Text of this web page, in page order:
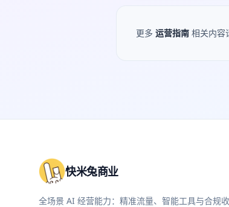
更多 运营指南 相关内容
快米兔商业
全场景 AI 经营能力：精准流量、智能工具与合规收